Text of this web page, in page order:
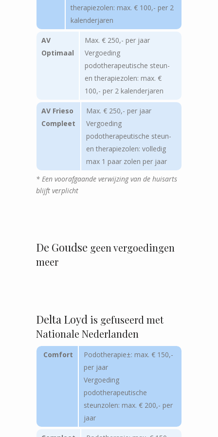
therapiezolen: max. € 100,- per 2
kalenderjaren
AV
Optimaal
Max. € 250,- per jaar
Vergoeding
podotherapeutische steun-
en therapiezolen: max. €
100,- per 2 kalenderjaren
AV Frieso
Compleet
Max. € 250,- per jaar
Vergoeding
podotherapeutische steun-
en therapiezolen: volledig
max 1 paar zolen per jaar
* Een voorafgaande verwijzing van de huisarts
blijft verplicht
De Goudse geen vergoedingen
meer
Delta Loyd is gefuseerd met
Nationale Nederlanden
Comfort
Podotherapie±: max. € 150,-
per jaar
Vergoeding
podotherapeutische
steunzolen: max. € 200,- per
jaar